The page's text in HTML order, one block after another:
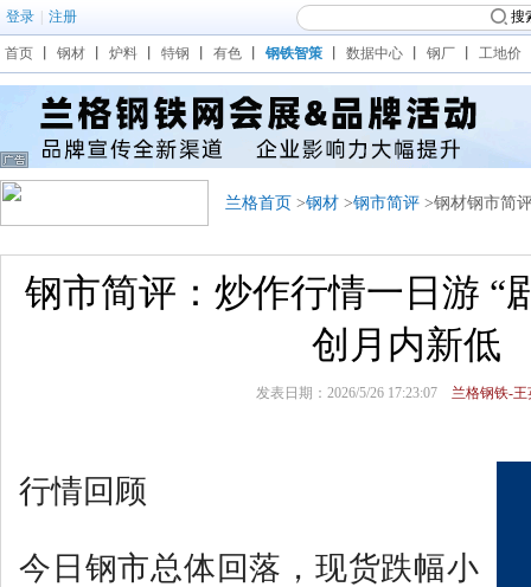
登录 注册 搜
首页 钢材 炉料 特钢 有色 钢铁智策 数据中心 钢厂 工地价
兰格首页 >钢材 >钢市简评 >钢材钢市简
钢市简评：炒作行情一日游 “
创月内新低
发表日期：2026/5/26 17:23:07 兰格钢铁-王
行情回顾
今日钢市总体回落，现货跌幅小